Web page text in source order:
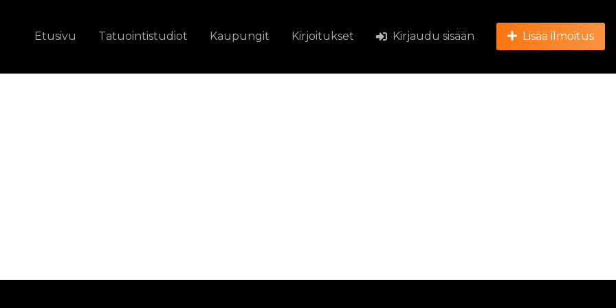
Etusivu Tatuointistudiot Kaupungit Kirjoitukset Kirjaudu sisään Lisää ilmoitus